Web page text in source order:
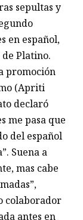
sepultas y
en español,
de Platino.
promoción
(Apriti
declaró
me pasa que
del español
Suena a
mas cabe
colaborador
antes en